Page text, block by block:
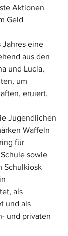
Aktionen
Geld
Jahres eine
aus den
und Lucia,
um
eruiert.
Jugendlichen
Waffeln
für
sowie
Schulkiosk
als
und als
und privaten